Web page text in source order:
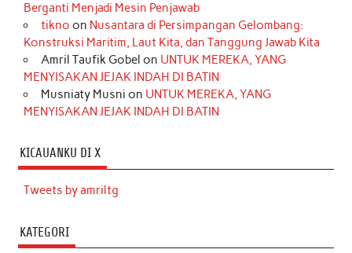
Berganti Menjadi Mesin Penjawab
tikno on Nusantara di Persimpangan Gelombang:
Konstruksi Maritim, Laut Kita, dan Tanggung Jawab Kita
Amril Taufik Gobel on UNTUK MEREKA, YANG
MENYISAKAN JEJAK INDAH DI BATIN
Musniaty Musni on UNTUK MEREKA, YANG
MENYISAKAN JEJAK INDAH DI BATIN
KICAUANKU DI X
Tweets by amriltg
KATEGORI